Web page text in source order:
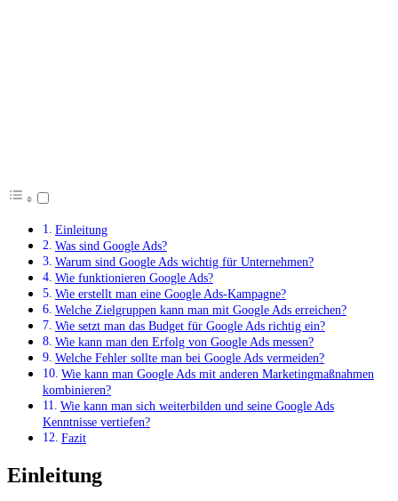
Einleitung
Was sind Google Ads?
Warum sind Google Ads wichtig für Unternehmen?
Wie funktionieren Google Ads?
Wie erstellt man eine Google Ads-Kampagne?
Welche Zielgruppen kann man mit Google Ads erreichen?
Wie setzt man das Budget für Google Ads richtig ein?
Wie kann man den Erfolg von Google Ads messen?
Welche Fehler sollte man bei Google Ads vermeiden?
Wie kann man Google Ads mit anderen Marketingmaßnahmen
kombinieren?
Wie kann man sich weiterbilden und seine Google Ads
Kenntnisse vertiefen?
Fazit
Einleitung